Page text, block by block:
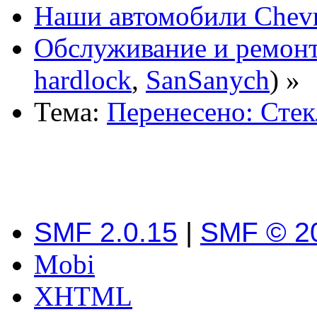
Наши автомобили
Обслуживание и
hardlock, SanSanych) »
Тема: Перенесено:
SMF 2.0.15 | SMF ©
Mobi
XHTML